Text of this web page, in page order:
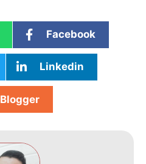
Facebook
Linkedin
Blogger